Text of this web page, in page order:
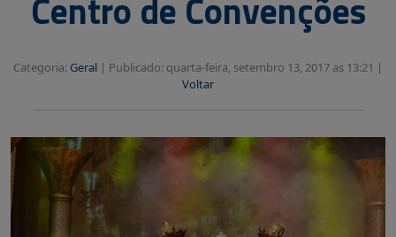
Centro de Convenções
Categoria: Geral | Publicado: quarta-feira, setembro 13, 2017 as 13:21 |
Voltar